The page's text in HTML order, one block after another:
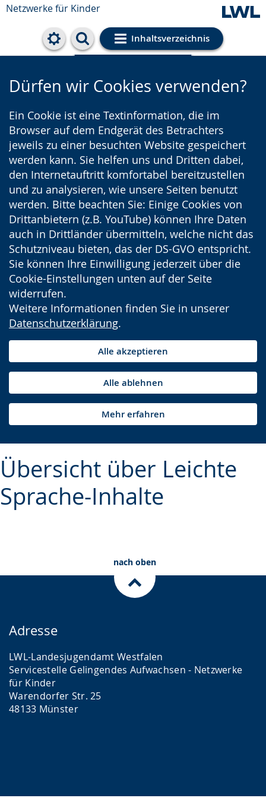
Netzwerke für Kinder
Inhaltsverzeichnis
Cookie-Einstellungen
Dürfen wir Cookies verwenden?
Ein Cookie ist eine Textinformation, die im
Browser auf dem Endgerät des Betrachters
jeweils zu einer besuchten Website gespeichert
werden kann. Sie helfen uns und Dritten dabei,
den Internetauftritt komfortabel bereitzustellen
und zu analysieren, wie unsere Seiten benutzt
werden. Bitte beachten Sie: Einige Cookies von
Drittanbietern (z.B. YouTube) können Ihre Daten
auch in Drittländer übermitteln, welche nicht das
Schutzniveau bieten, das der DS-GVO entspricht.
Sie können Ihre Einwilligung jederzeit über die
Cookie-Einstellungen unten auf der Seite
widerrufen.
Weitere Informationen finden Sie in unserer
Datenschutzerklärung.
Alle akzeptieren
Alle ablehnen
Mehr erfahren
Übersicht über Leichte
Sprache-Inhalte
nach oben
Adresse
LWL-Landesjugendamt Westfalen
Servicestelle Gelingendes Aufwachsen - Netzwerke
für Kinder
Warendorfer Str. 25
48133 Münster